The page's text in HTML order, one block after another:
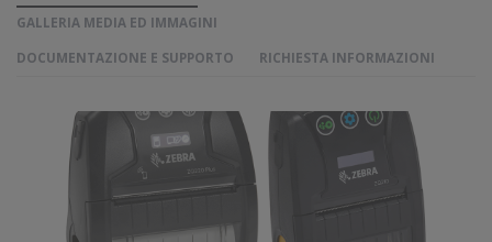
GALLERIA MEDIA ED IMMAGINI
DOCUMENTAZIONE E SUPPORTO
RICHIESTA INFORMAZIONI